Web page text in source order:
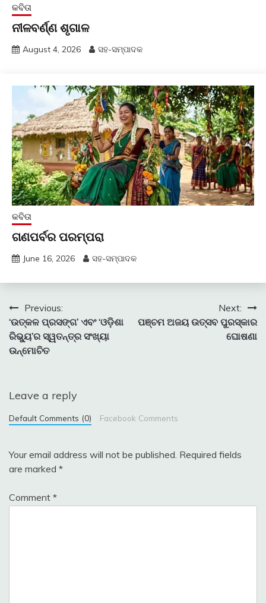
କବିତା
ନୀଳବର୍ଣ୍ଣ ଶୃଗାଳ
August 4, 2026 ସହ-ସମ୍ପାଦକ
କବିତା
ଗଣପର୍ବର ପରମ୍ପରା
June 16, 2026 ସହ-ସମ୍ପାଦକ
Post
navigation
Previous:
‘ଉତ୍କଳ ପ୍ରସଙ୍ଗ’ ଏବଂ ‘ଓଡ଼ିଶା
ରିଭ୍ୟୁ’ର ସ୍ୱତନ୍ତ୍ର ସଂଖ୍ୟା
ଉନ୍ମୋଚିତ
Next:
ପଞ୍ଚମ ଅଜୟ ଉତ୍ସବ ପୁରସ୍କାର
ଘୋଷଣା
Leave a reply
Default Comments (0) Facebook Comments
Your email address will not be published. Required fields
are marked *
Comment *